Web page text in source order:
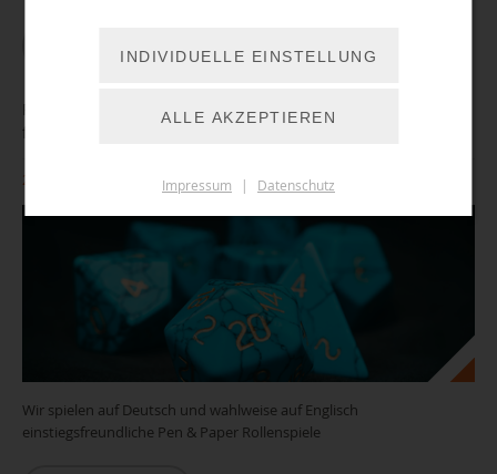
WEITER LESEN
Pen & Paper - Rollenspieletreff & Einführung (TTRPG) - auch
für Kinder
26.09.2026 14:00 Uhr
Wir spielen auf Deutsch und wahlweise auf Englisch
einstiegsfreundliche Pen & Paper Rollenspiele
INDIVIDUELLE EINSTELLUNG
ALLE AKZEPTIEREN
Impressum | Datenschutz